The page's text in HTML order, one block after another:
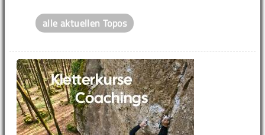
alle aktuellen Topos